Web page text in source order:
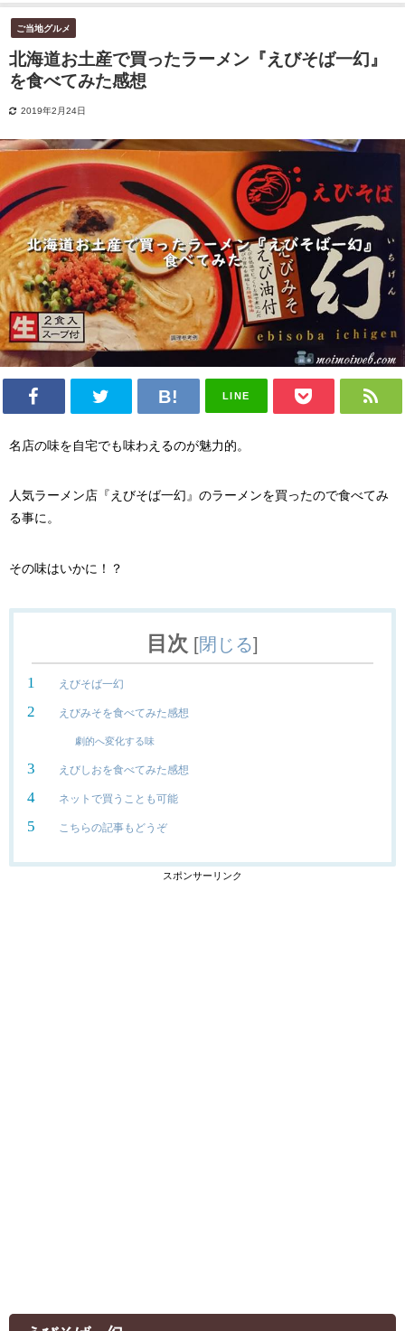
ご当地グルメ
北海道お土産で買ったラーメン『えびそば一幻』
を食べてみた感想
2019年2月24日
LINE
名店の味を自宅でも味わえるのが魅力的。
人気ラーメン店『えびそば一幻』のラーメンを買ったので食べてみ
る事に。
その味はいかに！？
目次 [閉じる]
えびそば一幻
えびみそを食べてみた感想
劇的へ変化する味
えびしおを食べてみた感想
ネットで買うことも可能
こちらの記事もどうぞ
スポンサーリンク